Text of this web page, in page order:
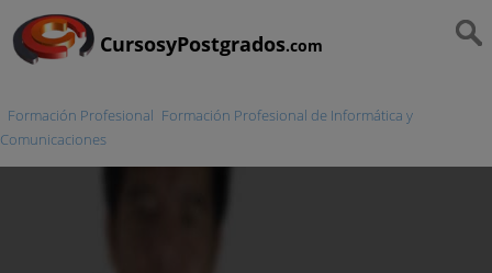
CursosyPostgrados.com
Formación Profesional Formación Profesional de Informática y
Comunicaciones